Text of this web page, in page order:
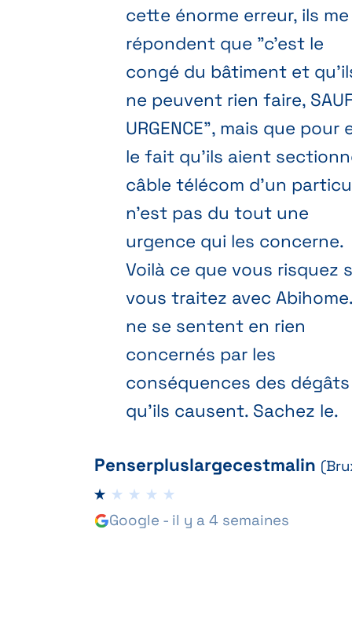
cette énorme erreur, ils me
répondent que "c'est le
congé du bâtiment et
ne peuvent rien faire,
URGENCE", mais que pour
le fait qu'ils aient
câble télécom d'un
n'est pas du tout une
urgence qui les concerne.
Voilà ce que vous risquez
vous traitez avec
ne se sentent en rien
concernés par les
conséquences des dégâts
qu'ils causent. Sachez le.
Penserpluslargecestmalin
Google - il y a 4 semaines